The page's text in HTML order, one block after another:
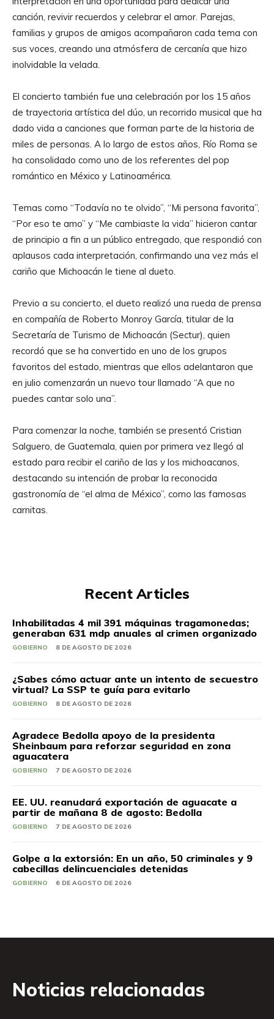
canción, revivir recuerdos y celebrar el amor. Parejas,
familias y grupos de amigos acompañaron cada tema con
sus voces, creando una atmósfera de cercanía que hizo
inolvidable la velada.
El concierto también fue una celebración por los 15 años
de trayectoria artística del dúo, un recorrido musical que ha
dado vida a canciones que forman parte de la historia de
miles de personas. A lo largo de estos años, Río Roma se
ha consolidado como uno de los referentes del pop
romántico en México y Latinoamérica.
Temas como “Todavía no te olvido”, “Mi persona favorita”,
“Por eso te amo” y “Me cambiaste la vida” hicieron cantar
de principio a fin a un público entregado, que respondió con
aplausos cada interpretación, confirmando una vez más el
cariño que Michoacán le tiene al dueto.
Previo a su concierto, el dueto realizó una rueda de prensa
en compañía de Roberto Monroy García, titular de la
Secretaría de Turismo de Michoacán (Sectur), quien
recordó que se ha convertido en uno de los grupos
favoritos del estado, mientras que ellos adelantaron que
en julio comenzarán un nuevo tour llamado “A que no
puedes cantar solo una”.
Para comenzar la noche, también se presentó Cristian
Salguero, de Guatemala, quien por primera vez llegó al
estado para recibir el cariño de las y los michoacanos,
destacando su intención de probar la reconocida
gastronomía de “el alma de México”, como las famosas
carnitas.
Recent Articles
Inhabilitadas 4 mil 391 máquinas tragamonedas;
generaban 631 mdp anuales al crimen organizado
GOBIERNO 8 DE AGOSTO DE 2026
¿Sabes cómo actuar ante un intento de secuestro
virtual? La SSP te guía para evitarlo
GOBIERNO 8 DE AGOSTO DE 2026
Agradece Bedolla apoyo de la presidenta
Sheinbaum para reforzar seguridad en zona
aguacatera
GOBIERNO 7 DE AGOSTO DE 2026
EE. UU. reanudará exportación de aguacate a
partir de mañana 8 de agosto: Bedolla
GOBIERNO 7 DE AGOSTO DE 2026
Golpe a la extorsión: En un año, 50 criminales y 9
cabecillas delincuenciales detenidas
GOBIERNO 6 DE AGOSTO DE 2026
Noticias relacionadas